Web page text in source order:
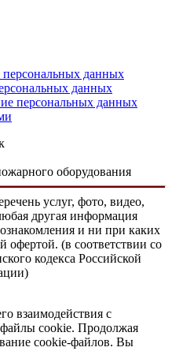
данных
данных
персональных данных
оборудования
услуг, фото, видео,
другая информация
и ни при каких
офертой. (в соответствии со
кодекса Российской
взаимодействия с
cookie. Продолжая
cookie-файлов. Вы